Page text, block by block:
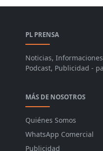
PL PRENSA
Noticias,
Podcast, Publicidad -
MÁS DE NOSOTROS
Quiénes Somos
WhatsApp Comercial
Publicidad